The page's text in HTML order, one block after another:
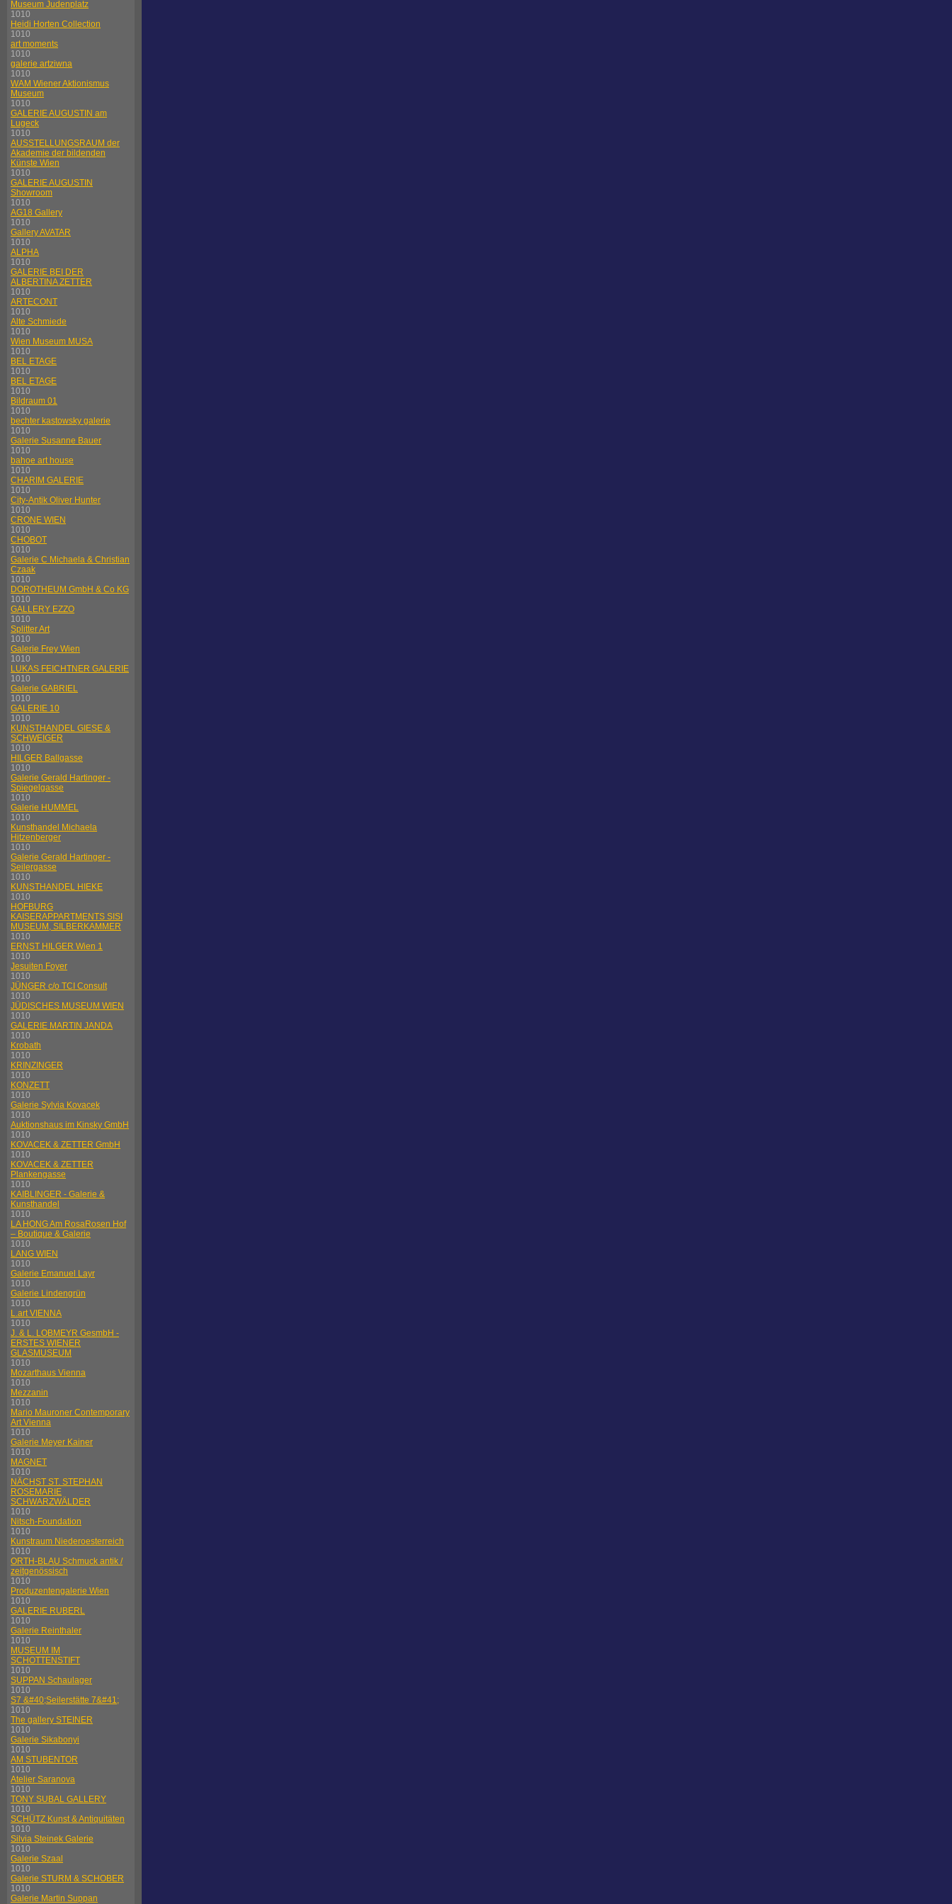
Museum Judenplatz
1010
Heidi Horten Collection
1010
art moments
1010
galerie artziwna
1010
WAM Wiener Aktionismus
Museum
1010
GALERIE AUGUSTIN am
Lugeck
1010
AUSSTELLUNGSRAUM der
Akademie der bildenden
Künste Wien
1010
GALERIE AUGUSTIN
Showroom
1010
AG18 Gallery
1010
Gallery AVATAR
1010
ALPHA
1010
GALERIE BEI DER
ALBERTINA ZETTER
1010
ARTECONT
1010
Alte Schmiede
1010
Wien Museum MUSA
1010
BEL ETAGE
1010
BEL ETAGE
1010
Bildraum 01
1010
bechter kastowsky galerie
1010
Galerie Susanne Bauer
1010
bahoe art house
1010
CHARIM GALERIE
1010
City-Antik Oliver Hunter
1010
CRONE WIEN
1010
CHOBOT
1010
Galerie C Michaela & Christian
Czaak
1010
DOROTHEUM GmbH & Co KG
1010
GALLERY EZZO
1010
Splitter Art
1010
Galerie Frey Wien
1010
LUKAS FEICHTNER GALERIE
1010
Galerie GABRIEL
1010
GALERIE 10
1010
KUNSTHANDEL GIESE &
SCHWEIGER
1010
HILGER Ballgasse
1010
Galerie Gerald Hartinger -
Spiegelgasse
1010
Galerie HUMMEL
1010
Kunsthandel Michaela
Hitzenberger
1010
Galerie Gerald Hartinger -
Seilergasse
1010
KUNSTHANDEL HIEKE
1010
HOFBURG
KAISERAPPARTMENTS SISI
MUSEUM, SILBERKAMMER
1010
ERNST HILGER Wien 1
1010
Jesuiten Foyer
1010
JÜNGER c/o TCI Consult
1010
JÜDISCHES MUSEUM WIEN
1010
GALERIE MARTIN JANDA
1010
Krobath
1010
KRINZINGER
1010
KONZETT
1010
Galerie Sylvia Kovacek
1010
Auktionshaus im Kinsky GmbH
1010
KOVACEK & ZETTER GmbH
1010
KOVACEK & ZETTER
Plankengasse
1010
KAIBLINGER - Galerie &
Kunsthandel
1010
LA HONG Am RosaRosen Hof
– Boutique & Galerie
1010
LANG WIEN
1010
Galerie Emanuel Layr
1010
Galerie Lindengrün
1010
L.art VIENNA
1010
J. & L. LOBMEYR GesmbH -
ERSTES WIENER
GLASMUSEUM
1010
Mozarthaus Vienna
1010
Mezzanin
1010
Mario Mauroner Contemporary
Art Vienna
1010
Galerie Meyer Kainer
1010
MAGNET
1010
NÄCHST ST. STEPHAN
ROSEMARIE
SCHWARZWÄLDER
1010
Nitsch-Foundation
1010
Kunstraum Niederoesterreich
1010
ORTH-BLAU Schmuck antik /
zeitgenössisch
1010
Produzentengalerie Wien
1010
GALERIE RUBERL
1010
Galerie Reinthaler
1010
MUSEUM IM
SCHOTTENSTIFT
1010
SUPPAN Schaulager
1010
S7 &#40;Seilerstätte 7&#41;
1010
The gallery STEINER
1010
Galerie Sikabonyi
1010
AM STUBENTOR
1010
Atelier Saranova
1010
TONY SUBAL GALLERY
1010
SCHÜTZ Kunst & Antiquitäten
1010
Silvia Steinek Galerie
1010
Galerie Szaal
1010
Galerie STURM & SCHOBER
1010
Galerie Martin Suppan